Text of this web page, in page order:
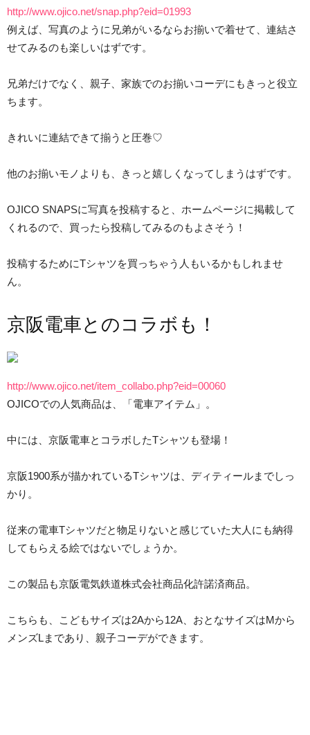
http://www.ojico.net/snap.php?eid=01993
例えば、写真のように兄弟がいるならお揃いで着せて、連結さ
せてみるのも楽しいはずです。
兄弟だけでなく、親子、家族でのお揃いコーデにもきっと役立
ちます。
きれいに連結できて揃うと圧巻♡
他のお揃いモノよりも、きっと嬉しくなってしまうはずです。
OJICO SNAPSに写真を投稿すると、ホームページに掲載して
くれるので、買ったら投稿してみるのもよさそう！
投稿するためにTシャツを買っちゃう人もいるかもしれませ
ん。
京阪電車とのコラボも！
http://www.ojico.net/item_collabo.php?eid=00060
OJICOでの人気商品は、「電車アイテム」。
中には、京阪電車とコラボしたTシャツも登場！
京阪1900系が描かれているTシャツは、ディティールまでしっ
かり。
従来の電車Tシャツだと物足りないと感じていた大人にも納得
してもらえる絵ではないでしょうか。
この製品も京阪電気鉄道株式会社商品化許諾済商品。
こちらも、こどもサイズは2Aから12A、おとなサイズはMから
メンズLまであり、親子コーデができます。